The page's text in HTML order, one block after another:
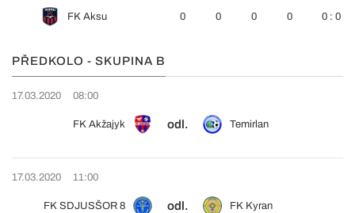
FK Aksu 0 0 0 0 0 : 0
PŘEDKOLO - SKUPINA B
17.03.2020 08:00
FK Akžajyk odl. Temirlan
17.03.2020 11:00
FK SDJUSŠOR 8 odl. FK Kyran